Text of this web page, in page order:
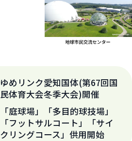
ゆめリンク愛知国体(第67回国
民体育大会冬季大会)開催
「庭球場」「多目的球技場」
「フットサルコート」「サイ
クリングコース」供用開始